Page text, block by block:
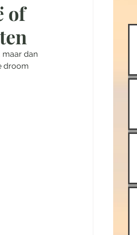
of
maar dan
droom